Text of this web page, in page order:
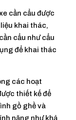
cần cẩu được
khai thác,
cẩu như cẩu
để khai thác
các hoạt
thiết kế để
gồ ghề và
năng như khả